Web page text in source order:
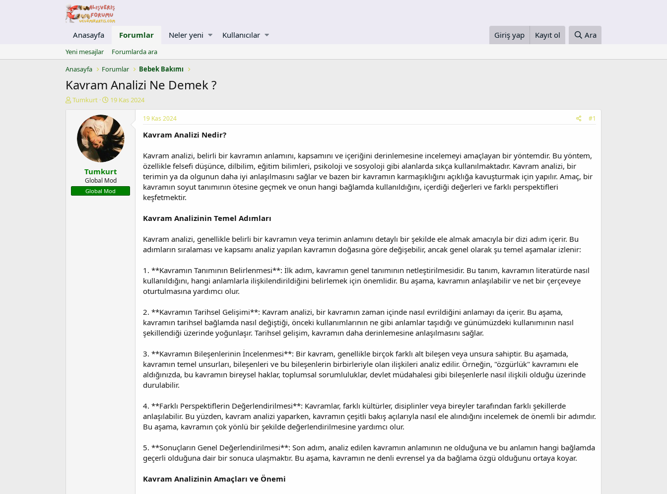
Anasayfa Forumlar Neler yeni Kullanıcılar Giriş yap Kayıt ol Ara
Yeni mesajlar
Forumlarda ara
Anasayfa
Forumlar Bebek Bakımı
Kavram Analizi Ne Demek ?
K
a
t
Tumkurt
B
ş
l
a
g
ı
ç
t
a
r
19 Kas 2024
Tumkurt
Global Mod
Global Mod
19 Kas 2024 #1
Kavram Analizi Nedir?
Kavram analizi, belirli bir kavramın anlamını, kapsamını ve içeriğini derinlemesine incelemeyi amaçlayan bir yöntemdir. Bu yöntem,
özellikle felsefi düşünce, dilbilim, eğitim bilimleri, psikoloji ve sosyoloji gibi alanlarda sıkça kullanılmaktadır. Kavram analizi, bir
terimin ya da olgunun daha iyi anlaşılmasını sağlar ve bazen bir kavramın karmaşıklığını açıklığa kavuşturmak için yapılır. Amaç, bir
kavramın soyut tanımının ötesine geçmek ve onun hangi bağlamda kullanıldığını, içerdiği değerleri ve farklı perspektifleri
keşfetmektir.
Kavram Analizinin Temel Adımları
Kavram analizi, genellikle belirli bir kavramın veya terimin anlamını detaylı bir şekilde ele almak amacıyla bir dizi adım içerir. Bu
adımların sıralaması ve kapsamı analiz yapılan kavramın doğasına göre değişebilir, ancak genel olarak şu temel aşamalar izlenir:
1. **Kavramın Tanımının Belirlenmesi**: İlk adım, kavramın genel tanımının netleştirilmesidir. Bu tanım, kavramın literatürde nasıl
kullanıldığını, hangi anlamlarla ilişkilendirildiğini belirlemek için önemlidir. Bu aşama, kavramın anlaşılabilir ve net bir çerçeveye
oturtulmasına yardımcı olur.
2. **Kavramın Tarihsel Gelişimi**: Kavram analizi, bir kavramın zaman içinde nasıl evrildiğini anlamayı da içerir. Bu aşama,
kavramın tarihsel bağlamda nasıl değiştiği, önceki kullanımlarının ne gibi anlamlar taşıdığı ve günümüzdeki kullanımının nasıl
şekillendiği üzerinde yoğunlaşır. Tarihsel gelişim, kavramın daha derinlemesine anlaşılmasını sağlar.
3. **Kavramın Bileşenlerinin İncelenmesi**: Bir kavram, genellikle birçok farklı alt bileşen veya unsura sahiptir. Bu aşamada,
kavramın temel unsurları, bileşenleri ve bu bileşenlerin birbirleriyle olan ilişkileri analiz edilir. Örneğin, "özgürlük" kavramını ele
aldığınızda, bu kavramın bireysel haklar, toplumsal sorumluluklar, devlet müdahalesi gibi bileşenlerle nasıl ilişkili olduğu üzerinde
durulabilir.
4. **Farklı Perspektiflerin Değerlendirilmesi**: Kavramlar, farklı kültürler, disiplinler veya bireyler tarafından farklı şekillerde
anlaşılabilir. Bu yüzden, kavram analizi yaparken, kavramın çeşitli bakış açılarıyla nasıl ele alındığını incelemek de önemli bir adımdır.
Bu aşama, kavramın çok yönlü bir şekilde değerlendirilmesine yardımcı olur.
5. **Sonuçların Genel Değerlendirilmesi**: Son adım, analiz edilen kavramın anlamının ne olduğuna ve bu anlamın hangi bağlamda
geçerli olduğuna dair bir sonuca ulaşmaktır. Bu aşama, kavramın ne denli evrensel ya da bağlama özgü olduğunu ortaya koyar.
Kavram Analizinin Amaçları ve Önemi